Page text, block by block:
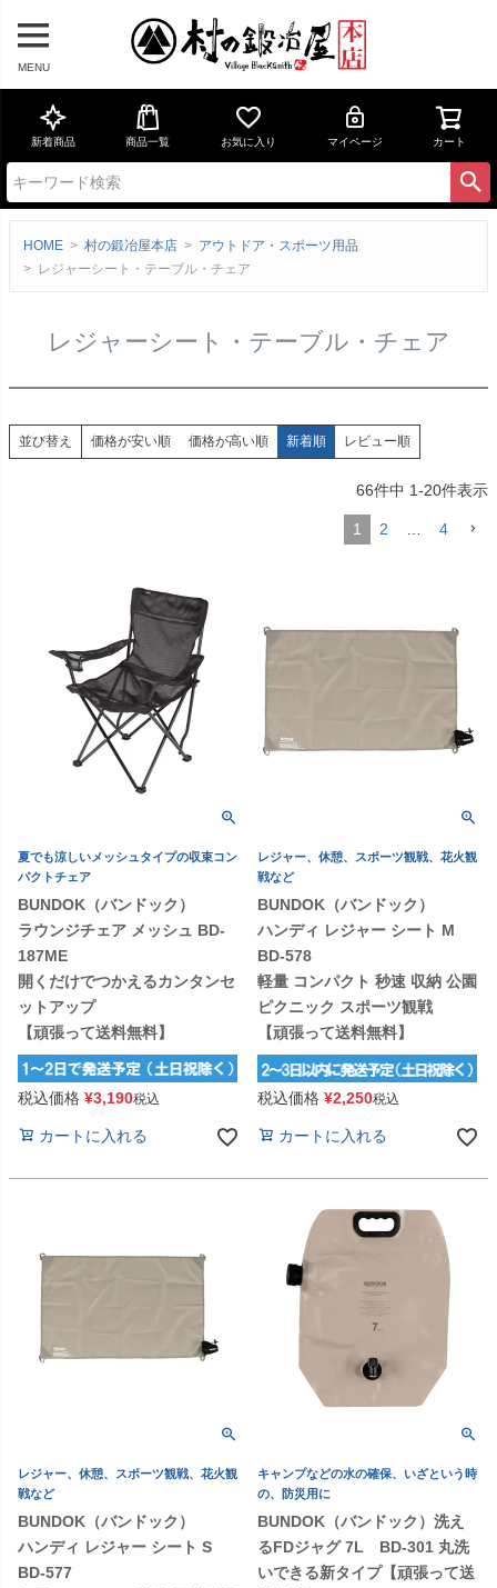
MENU
新着商品 商品一覧 お気に入り マイページ カート
HOME 村の鍛冶屋本店
アウトドア・スポーツ用品
レジャーシート・テーブル・チェア
レジャーシート・テーブル・チェア
並び替え 価格が安い順 価格が高い順 新着順 レビュー順
66件中 1-20件表示
1 2 4
夏でも涼しいメッシュタイプの収束コン
パクトチェア
BUNDOK（バンドック）
ラウンジチェア メッシュ BD-
187ME
開くだけでつかえるカンタンセ
ットアップ
【頑張って送料無料】
税込価格 ¥3,190税込
カートに入れる
レジャー、休憩、スポーツ観戦、花火観
戦など
BUNDOK（バンドック）
ハンディ レジャー シート M
BD-578
軽量 コンパクト 秒速 収納 公園
ピクニック スポーツ観戦
【頑張って送料無料】
税込価格 ¥2,250税込
カートに入れる
レジャー、休憩、スポーツ観戦、花火観
戦など
BUNDOK（バンドック）
ハンディ レジャー シート S
BD-577
キャンプなどの水の確保、いざという時
の、防災用に
BUNDOK（バンドック）洗え
るFDジャグ 7L BD-301 丸洗
いできる新タイプ【頑張って送